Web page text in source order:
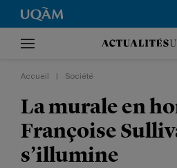
Accueil Société
La murale en
Françoise
s’illumine